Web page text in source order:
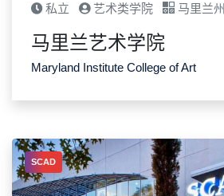
私立 艺术类学院 马里兰州
马里兰艺术学院
Maryland Institute College of Art
SCAD